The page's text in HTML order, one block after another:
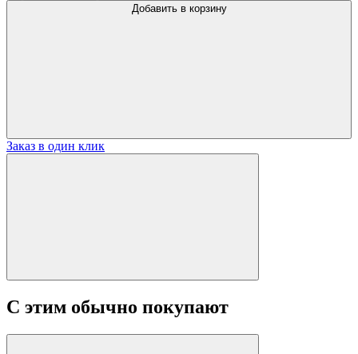
Добавить в корзину
Заказ в один клик
С этим обычно покупают